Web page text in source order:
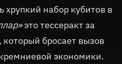
набор кубитов в
это тессеракт за
бросает вызов
экономики.